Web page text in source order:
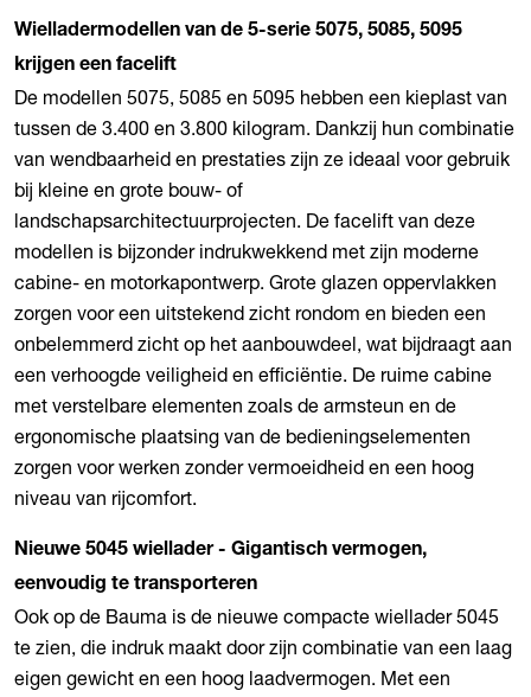
Wielladermodellen van de 5-serie 5075, 5085, 5095
krijgen een facelift
De modellen 5075, 5085 en 5095 hebben een kieplast van
tussen de 3.400 en 3.800 kilogram. Dankzij hun combinatie
van wendbaarheid en prestaties zijn ze ideaal voor gebruik
bij kleine en grote bouw- of
landschapsarchitectuurprojecten. De facelift van deze
modellen is bijzonder indrukwekkend met zijn moderne
cabine- en motorkapontwerp. Grote glazen oppervlakken
zorgen voor een uitstekend zicht rondom en bieden een
onbelemmerd zicht op het aanbouwdeel, wat bijdraagt aan
een verhoogde veiligheid en efficiëntie. De ruime cabine
met verstelbare elementen zoals de armsteun en de
ergonomische plaatsing van de bedieningselementen
zorgen voor werken zonder vermoeidheid en een hoog
niveau van rijcomfort.
Nieuwe 5045 wiellader - Gigantisch vermogen,
eenvoudig te transporteren
Ook op de Bauma is de nieuwe compacte wiellader 5045
te zien, die indruk maakt door zijn combinatie van een laag
eigen gewicht en een hoog laadvermogen. Met een